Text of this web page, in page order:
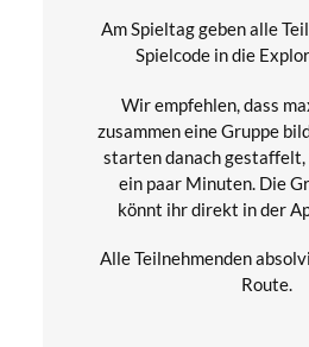
Am Spieltag geben alle
Spielcode in die
Wir empfehlen, dass
zusammen eine Gruppe
starten danach gestaffelt,
ein paar Minuten. Die
könnt ihr direkt in der
Alle Teilnehmenden
Route.